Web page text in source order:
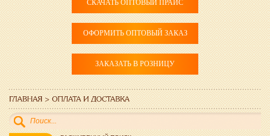
СКАЧАТЬ ОПТОВЫЙ ПРАЙС
ОФОРМИТЬ ОПТОВЫЙ ЗАКАЗ
ЗАКАЗАТЬ В РОЗНИЦУ